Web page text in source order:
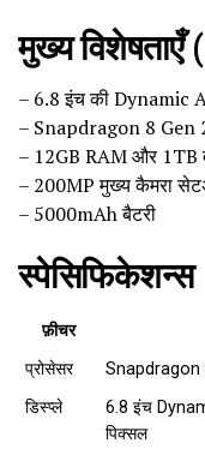
मुख्य
– 6.8 इंच की Dynamic
– Snapdragon 8 Gen
– 12GB RAM और 1TB
– 200MP मुख्य कैमरा
– 5000mAh बैटरी
स्पेसिफिकेशन्स
फ़ीचर
प्रोसेसर
Snapdragon
डिस्प्ले
6.8 इंच
पिक्सल